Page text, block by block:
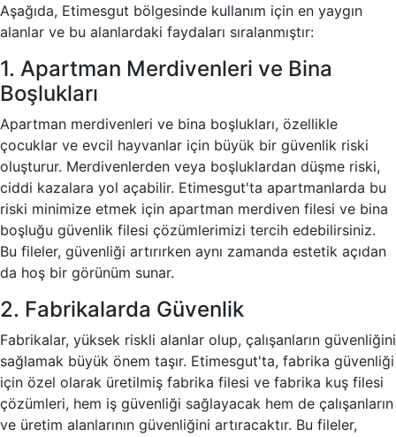
Aşağıda, Etimesgut bölgesinde kullanım için en yaygın
alanlar ve bu alanlardaki faydaları sıralanmıştır:
1. Apartman Merdivenleri ve Bina
Boşlukları
Apartman merdivenleri ve bina boşlukları, özellikle
çocuklar ve evcil hayvanlar için büyük bir güvenlik riski
oluşturur. Merdivenlerden veya boşluklardan düşme riski,
ciddi kazalara yol açabilir. Etimesgut'ta apartmanlarda bu
riski minimize etmek için apartman merdiven filesi ve bina
boşluğu güvenlik filesi çözümlerimizi tercih edebilirsiniz.
Bu fileler, güvenliği artırırken aynı zamanda estetik açıdan
da hoş bir görünüm sunar.
2. Fabrikalarda Güvenlik
Fabrikalar, yüksek riskli alanlar olup, çalışanların güvenliğini
sağlamak büyük önem taşır. Etimesgut'ta, fabrika güvenliği
için özel olarak üretilmiş fabrika filesi ve fabrika kuş filesi
çözümleri, hem iş güvenliği sağlayacak hem de çalışanların
ve üretim alanlarının güvenliğini artıracaktır. Bu fileler,